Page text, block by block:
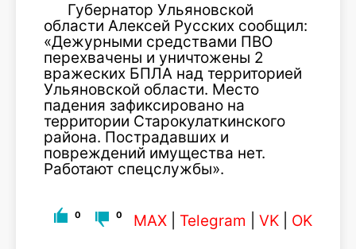
Губернатор Ульяновской
области Алексей Русских сообщил:
«Дежурными средствами ПВО
перехвачены и уничтожены 2
вражеских БПЛА над территорией
Ульяновской области. Место
падения зафиксировано на
территории Старокулаткинского
района. Пострадавших и
повреждений имущества нет.
Работают спецслужбы».
0 0 MAX Telegram VK OK